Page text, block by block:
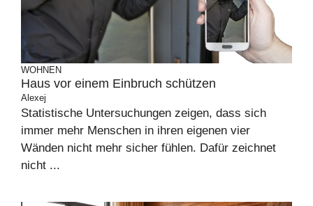
WOHNEN
Haus vor einem Einbruch schützen
Alexej
Statistische Untersuchungen zeigen, dass sich
immer mehr Menschen in ihren eigenen vier
Wänden nicht mehr sicher fühlen. Dafür zeichnet
nicht ...